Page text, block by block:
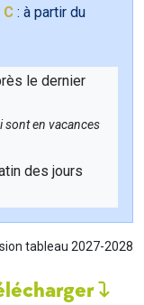
C : à partir du
le dernier
sont en vacances
des jours
tableau 2027-2028